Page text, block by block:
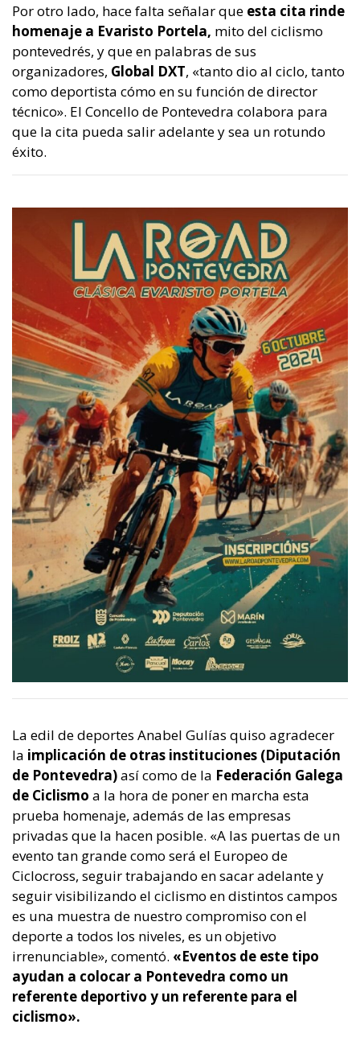
Por otro lado, hace falta señalar que esta cita rinde
homenaje a Evaristo Portela, mito del ciclismo
pontevedrés, y que en palabras de sus
organizadores, Global DXT, «tanto dio al ciclo, tanto
como deportista cómo en su función de director
técnico». El Concello de Pontevedra colabora para
que la cita pueda salir adelante y sea un rotundo
éxito.
La edil de deportes Anabel Gulías quiso agradecer
la implicación de otras instituciones (Diputación
de Pontevedra)así como de la Federación Galega
de Ciclismo a la hora de poner en marcha esta
prueba homenaje, además de las empresas
privadas que la hacen posible. «A las puertas de un
evento tan grande como será el Europeo de
Ciclocross, seguir trabajando en sacar adelante y
seguir visibilizando el ciclismo en distintos campos
es una muestra de nuestro compromiso con el
deporte a todos los niveles, es un objetivo
irrenunciable», comentó. «Eventos de este tipo
ayudan a colocar a Pontevedra como un
referente deportivo y un referente para el
ciclismo».